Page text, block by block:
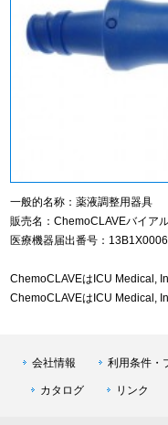
一般的名称：薬液調整用器具
販売名：ChemoCLAVEバイア
医療機器届出番号：
ChemoCLAVEはICU Medical,
ChemoCLAVEはICU Medical,
会社情報 利用条件・
カタログ リンク